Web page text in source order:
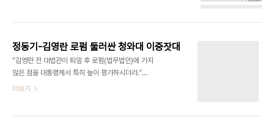
정동기-김영란 로펌 둘러싼 청와대 이중잣대
“김영란 전 대법관이 퇴임 후 로펌(법무법인)에 가지
않은 점을 대통령께서 특히 높이 평가하시더라.”
12·31 개각 발표 직후 기자들과 만난 청와대 고위 관
더보기